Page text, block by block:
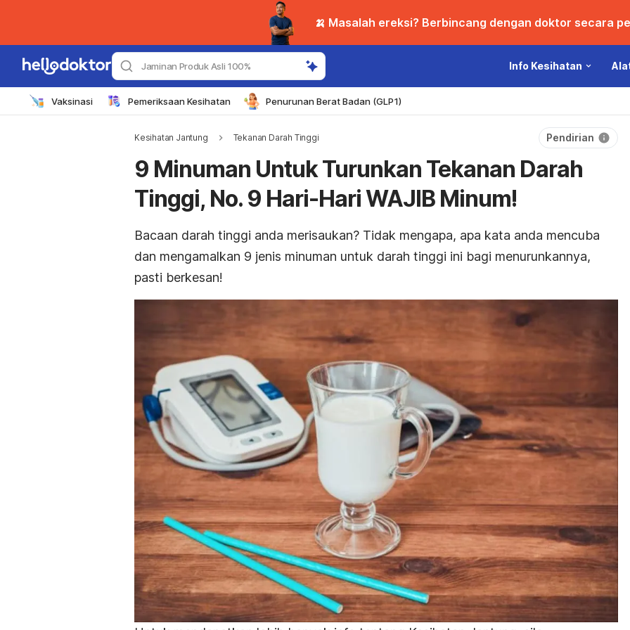
🍌 Masalah ereksi? Berbincang dengan doktor secara
Jaminan Produk Asli 100% Info Kesihatan
Vaksinasi Pemeriksaan Kesihatan Penurunan Berat Badan (GLP1)
Kesihatan Jantung Tekanan Darah Tinggi Pendirian
9 Minuman Untuk Turunkan Tekanan Darah
Tinggi, No. 9 Hari-Hari WAJIB Minum!
Bacaan darah tinggi anda merisaukan? Tidak mengapa, apa kata anda mencuba
dan mengamalkan 9 jenis minuman untuk darah tinggi ini bagi menurunkannya,
pasti berkesan!